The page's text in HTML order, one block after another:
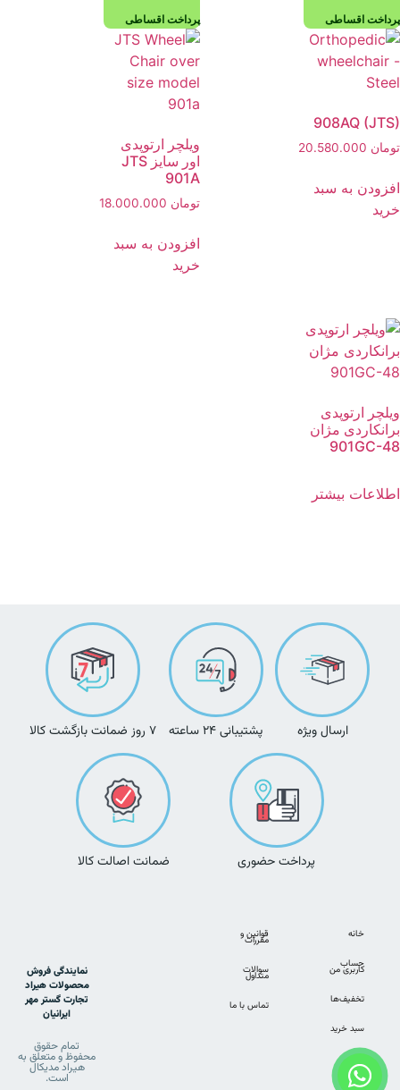
پرداخت اقساطی
908AQ (JTS)
تومان
افزودن به سبد
خرید
پرداخت اقساطی
ویلچر ارتوپدی
اور سایز JTS
901A
تومان
افزودن به سبد
خرید
ویلچر ارتوپدی
برانکاردی مژان
901GC-48
اطلاعات بیشتر
ارسال ویژه پشتیبانی ۲۴ ساعته ۷ روز ضمانت بازگشت کالا
پرداخت حضوری ضمانت اصالت کالا
خانه
حساب
کاربری من
تخفیف‌ها
سبد خرید
قوانین و
مقررات
سوالات
متداول
تماس با ما
نمایندگی فروش
محصولات هیراد
تجارت گستر مهر
ایرانیان
تمام حقوق
محفوظ و متعلق به
هیراد مدیکال
است.